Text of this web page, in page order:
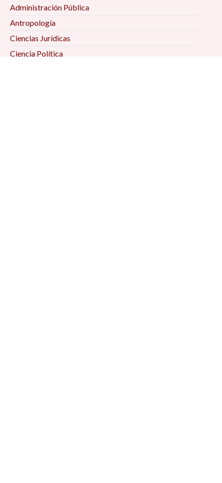
Administración Pública
Antropología
Ciencias Jurídicas
Ciencia Política